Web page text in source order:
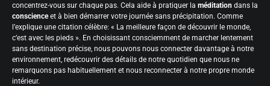
concentrez-vous sur chaque pas. Cela aide à pratiquer la méditation dans la
conscienceet à bien démarrer votre journée sans précipitation. Comme
l’explique une citation célèbre: « La meilleure façon de découvrir le monde,
c’est avec les pieds ». En choisissant consciemment de marcher lentement
sans destination précise, nous pouvons nous connecter davantage à notre
environnement, redécouvrir des détails de notre quotidien que nous ne
remarquons pas habituellement et nous reconnecter à notre propre monde
intérieur.